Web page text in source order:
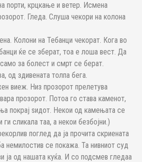
порти, крцкање и ветер. Исмена
Гледа. Слуша чекори на колона
Колони на Тебанци чекорат. Кога во
ќе се зберат, тоа е лоша вест. Да
за болест и смрт се берат.
од здивената толпа бега.
виеж. Низ прозорот прелетува
прозорот. Потоа го става каменот,
покрај ѕидот. Некои од камењата се
ги сликала таа, а некои безбојни.)
поглед да ја прочита скриената
немилостив се покажа. Та нивниот суд
ја од нашата куќа. И со подсмев гледаа